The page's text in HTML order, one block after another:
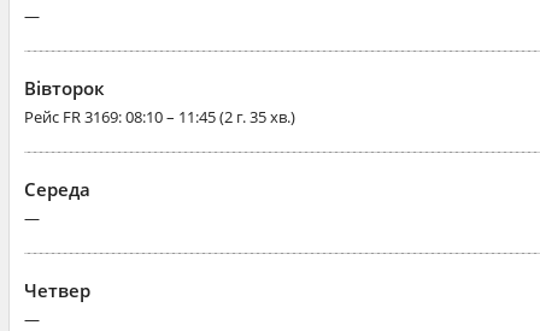
—
Вівторок
Рейс FR 3169: 08:10 – 11:45 (2 г. 35 хв.)
Середа
—
Четвер
—